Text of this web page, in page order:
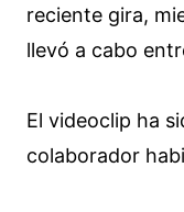
reciente gira,
llevó a cabo
El videoclip ha
colaborador